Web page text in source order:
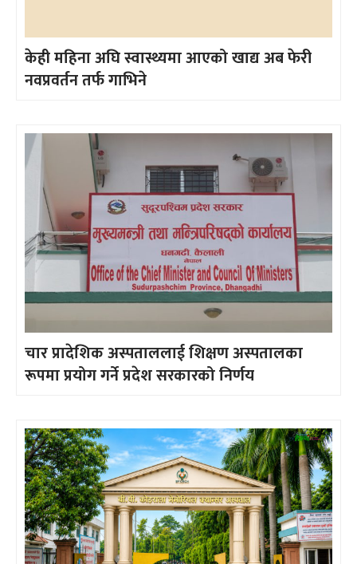
केही महिना अघि स्वास्थ्यमा आएको खाद्य अब फेरी
नवप्रवर्तन तर्फ गाभिने
चार प्रादेशिक अस्पताललाई शिक्षण अस्पतालका
रूपमा प्रयोग गर्ने प्रदेश सरकारको निर्णय